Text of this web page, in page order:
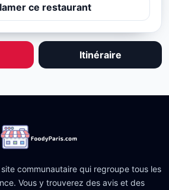
ce restaurant
Itinéraire
communautaire qui regroupe tous les
Vous y trouverez des avis et des